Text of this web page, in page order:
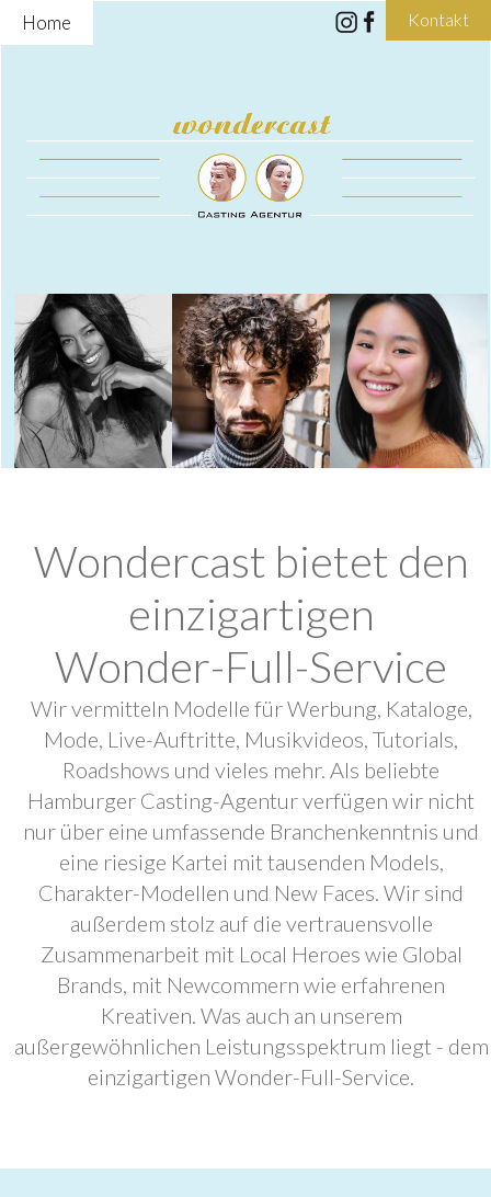
Home Kontakt
Wondercast bietet den
einzigartigen
Wonder-Full-Service
Wir vermitteln Modelle für Werbung, Kataloge,
Mode, Live-Auftritte, Musikvideos, Tutorials,
Roadshows und vieles mehr. Als beliebte
Hamburger Casting-Agentur verfügen wir nicht
nur über eine umfassende Branchenkenntnis und
eine riesige Kartei mit tausenden Models,
Charakter-Modellen und New Faces. Wir sind
außerdem stolz auf die vertrauensvolle
Zusammenarbeit mit Local Heroes wie Global
Brands, mit Newcommern wie erfahrenen
Kreativen. Was auch an unserem
außergewöhnlichen Leistungsspektrum liegt - dem
einzigartigen Wonder-Full-Service.